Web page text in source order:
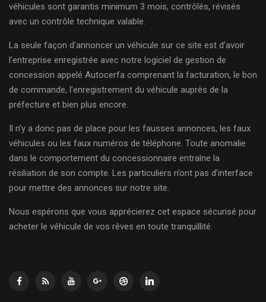
véhicules sont garantis minimum 3 mois, contrôlés, révisés
avec un contrôle technique valable.
La seule façon d’annoncer un véhicule sur ce site est d’avoir
l’entreprise enregistrée avec notre logiciel de gestion de
concession appelé Autocerfa comprenant la facturation, le bon
de commande, l’enregistrement du véhicule auprès de la
préfecture et bien plus encore.
Il n’y a donc pas de place pour les fausses annonces, les faux
véhicules ou les faux numéros de téléphone. Toute anomalie
dans le comportement du concessionnaire entraîne la
résiliation de son compte. Les particuliers n’ont pas d’interface
pour mettre des annonces sur notre site.
Nous espérons que vous apprécierez cet espace sécurisé pour
acheter le véhicule de vos rêves en toute tranquillité.